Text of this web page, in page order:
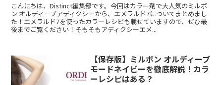
こんにちは、Distinct編集部です。今回はカラー剤で大人気のミルボ
ン オルディーブアディクシーから、エメラルド7についてまとめまし
た！エメラルド7を使ったカラーレシピも載せていますので、ぜひ最
後までご覧ください！そもそもアディクシーエメ...
【保存版】ミルボン オルディーブ
モードネイビーを徹底解説！カラ
ーレシピはある？